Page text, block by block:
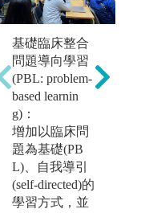
課堂講授：
課程包含區段
性課堂授課及
問題導向學習
PBL病案討
基礎臨床整合
問題導向學習
(PBL: problem-
based learnin
g)：
增加以臨床問
題為基礎(PB
L)、自我導引
(self-directed)的
學習方式，並